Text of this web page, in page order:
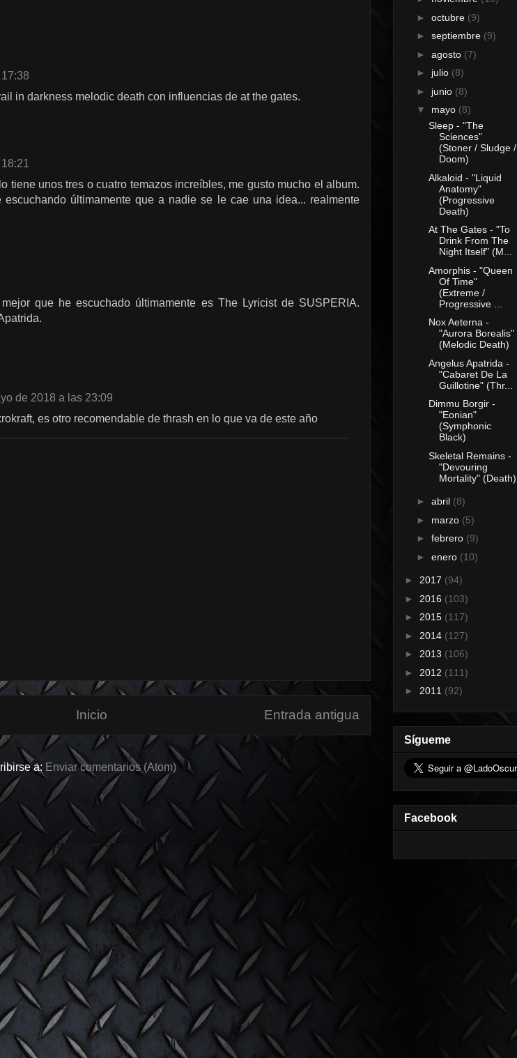
in darkness melodic death con influencias de at the gates.
tiene unos tres o cuatro temazos increíbles, me gusto mucho el album.
últimamente que a nadie se le cae una idea... realmente
que he escuchado últimamente es The Lyricist de SUSPERIA.
de 2018 a las 23:09
es otro recomendable de thrash en lo que va de este año
Entrada antigua
Inicio
a: Enviar comentarios (Atom)
► octubre (9)
► septiembre (9)
► agosto (7)
► julio (8)
► junio (8)
▼ mayo (8)
Sleep - "The
Sciences"
(Stoner / Sludge /
Doom)
Alkaloid - "Liquid
Anatomy"
(Progressive
Death)
At The Gates - "To
Drink From The
Night Itself" (M...
Amorphis - "Queen
Of Time"
(Extreme /
Progressive ...
Nox Aeterna -
"Aurora Borealis"
(Melodic Death)
Angelus Apatrida -
"Cabaret De La
Guillotine" (Thr...
Dimmu Borgir -
"Eonian"
(Symphonic
Black)
Skeletal Remains -
"Devouring
Mortality" (Death)
► abril (8)
► marzo (5)
► febrero (9)
► enero (10)
► 2017 (94)
► 2016 (103)
► 2015 (117)
► 2014 (127)
► 2013 (106)
► 2012 (111)
► 2011 (92)
Sígueme
Facebook